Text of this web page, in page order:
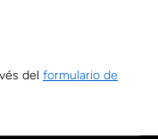
del formulario de